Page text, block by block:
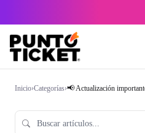
Inicio›Categorías›📢 Actualización